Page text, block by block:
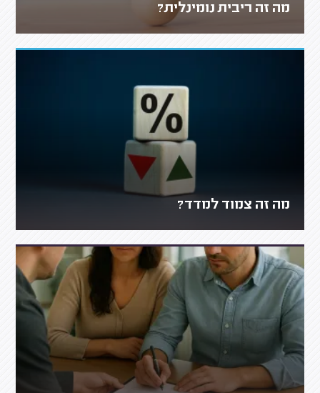
מה זה ריבית נומינלית?
מה זה צמוד למדד?